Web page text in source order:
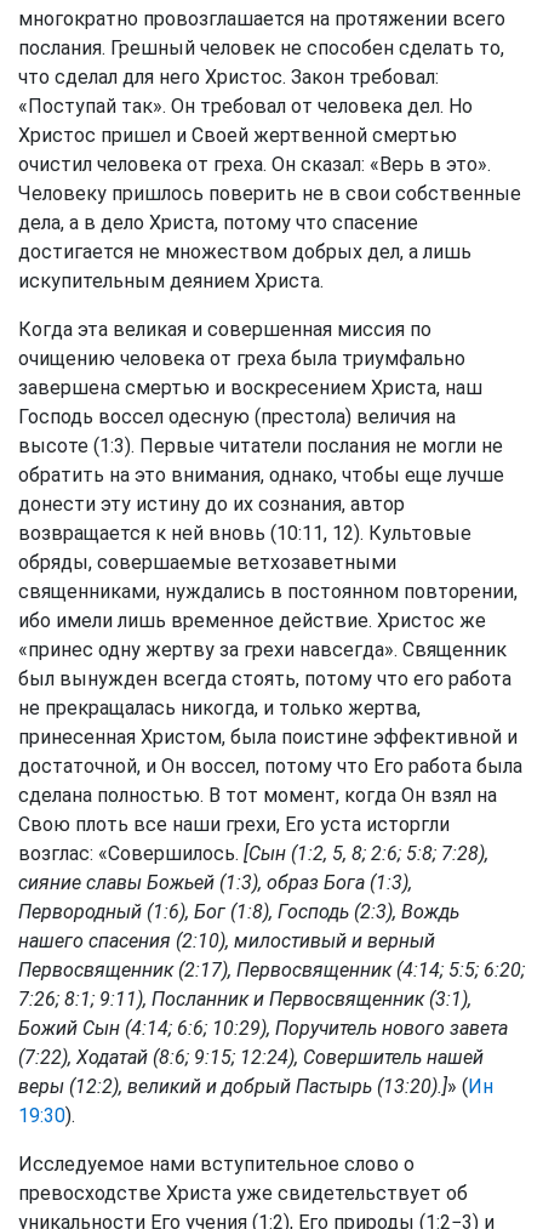
многократно провозглашается на протяжении всего
послания. Грешный человек не способен сделать то,
что сделал для него Христос. Закон требовал:
«Поступай так». Он требовал от человека дел. Но
Христос пришел и Своей жертвенной смертью
очистил человека от греха. Он сказал: «Верь в это».
Человеку пришлось поверить не в свои собственные
дела, а в дело Христа, потому что спасение
достигается не множеством добрых дел, а лишь
искупительным деянием Христа.
Когда эта великая и совершенная миссия по
очищению человека от греха была триумфально
завершена смертью и воскресением Христа, наш
Господь воссел одесную (престола) величия на
высоте (1:3). Первые читатели послания не могли не
обратить на это внимания, однако, чтобы еще лучше
донести эту истину до их сознания, автор
возвращается к ней вновь (10:11, 12). Культовые
обряды, совершаемые ветхозаветными
священниками, нуждались в постоянном повторении,
ибо имели лишь временное действие. Христос же
«принес одну жертву за грехи навсегда». Священник
был вынужден всегда стоять, потому что его работа
не прекращалась никогда, и только жертва,
принесенная Христом, была поистине эффективной и
достаточной, и Он воссел, потому что Его работа была
сделана полностью. В тот момент, когда Он взял на
Свою плоть все наши грехи, Его уста исторгли
возглас: «Совершилось. [Сын (1:2, 5, 8; 2:6; 5:8; 7:28),
сияние славы Божьей (1:3), образ Бога (1:3),
Первородный (1:6), Бог (1:8), Господь (2:3), Вождь
нашего спасения (2:10), милостивый и верный
Первосвященник (2:17), Первосвященник (4:14; 5:5; 6:20;
7:26; 8:1; 9:11), Посланник и Первосвященник (3:1),
Божий Сын (4:14; 6:6; 10:29), Поручитель нового завета
(7:22), Ходатай (8:6; 9:15; 12:24), Совершитель нашей
веры (12:2), великий и добрый Пастырь (13:20).]» (Ин
19:30).
Исследуемое нами вступительное слово о
превосходстве Христа уже свидетельствует об
уникальности Его учения (1:2), Его природы (1:2−3) и